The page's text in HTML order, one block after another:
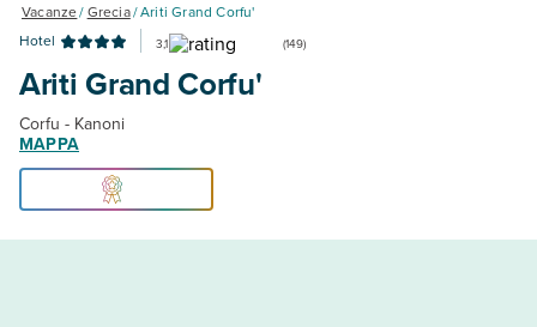
Vacanze/Grecia/Ariti Grand Corfu'
Hotel
3,1 (149)
Ariti Grand Corfu'
Corfu - Kanoni
MAPPA